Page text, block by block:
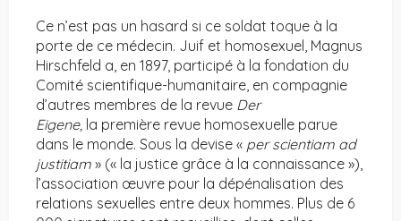
Ce n’est pas un hasard si ce soldat toque à la
porte de ce médecin. Juif et homosexuel, Magnus
Hirschfeld a, en 1897, participé à la fondation du
Comité scientifique-humanitaire, en compagnie
d’autres membres de la revue Der
Eigene, la première revue homosexuelle parue
dans le monde. Sous la devise « per scientiam ad
justitiam » (« la justice grâce à la connaissance »),
l’association œuvre pour la dépénalisation des
relations sexuelles entre deux hommes. Plus de 6